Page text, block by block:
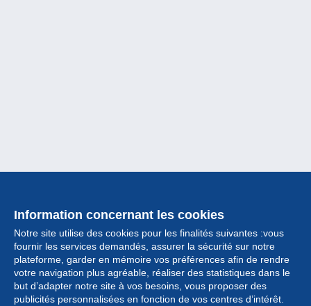
Information concernant les cookies
Notre site utilise des cookies pour les finalités suivantes :vous
fournir les services demandés, assurer la sécurité sur notre
plateforme, garder en mémoire vos préférences afin de rendre
votre navigation plus agréable, réaliser des statistiques dans le
but d’adapter notre site à vos besoins, vous proposer des
publicités personnalisées en fonction de vos centres d’intérêt.
Collection